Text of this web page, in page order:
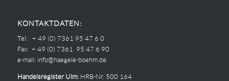
KONTAKTDATEN:
Tel: + 49 (0) 7361 95 47 6 0
Fax: + 49 (0) 7361 95 47 6 90
e-mail: info@haegele-boehm.de
Handelsregister Ulm:HRB-Nr. 500 164